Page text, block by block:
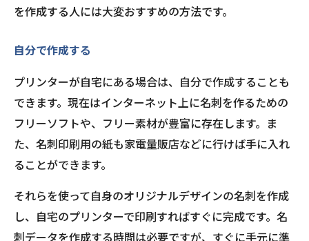
を作成する人には大変おすすめの方法です。
自分で作成する
プリンターが自宅にある場合は、自分で作成することも
できます。現在はインターネット上に名刺を作るための
フリーソフトや、フリー素材が豊富に存在します。ま
た、名刺印刷用の紙も家電量販店などに行けば手に入れ
ることができます。
それらを使って自身のオリジナルデザインの名刺を作成
し、自宅のプリンターで印刷すればすぐに完成です。名
刺データを作成する時間は必要ですが、すぐに手元に準